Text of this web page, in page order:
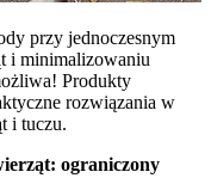
przy jednoczesnym
i minimalizowaniu
Produkty
rozwiązania w
i tuczu.
ograniczony